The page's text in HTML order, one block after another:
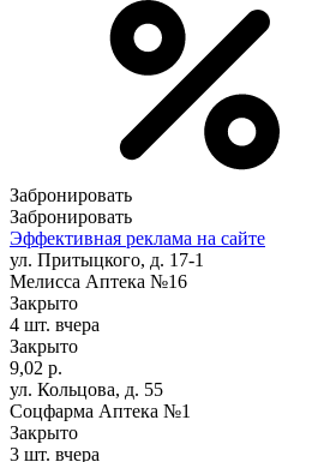
Забронировать
Забронировать
Эффективная реклама на сайте
ул. Притыцкого, д. 17-1
Мелисса Аптека №16
Закрыто
4 шт. вчера
Закрыто
9,02 р.
ул. Кольцова, д. 55
Соцфарма Аптека №1
Закрыто
3 шт. вчера